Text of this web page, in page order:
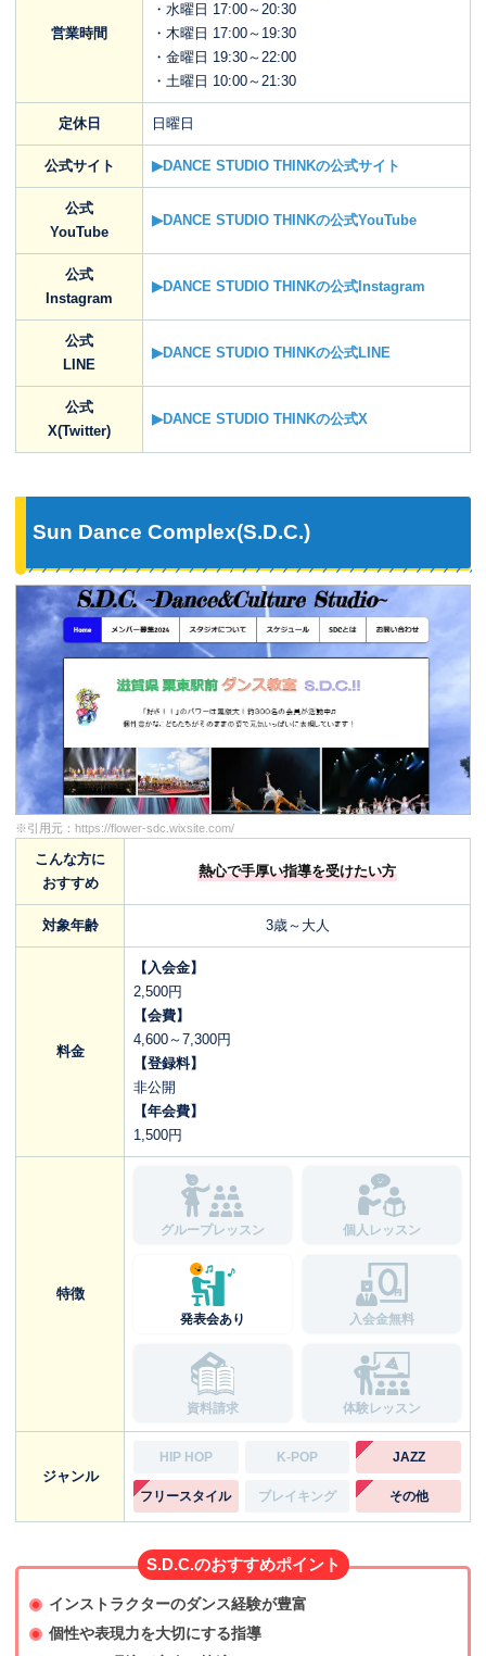
営業時間
・水曜日 17:00～20:30
・木曜日 17:00～19:30
・金曜日 19:30～22:00
・土曜日 10:00～21:30
定休日 日曜日
公式サイト ▶DANCE STUDIO THINKの公式サイト
公式
YouTube
▶DANCE STUDIO THINKの公式YouTube
公式
Instagram
▶DANCE STUDIO THINKの公式Instagram
公式
LINE
▶DANCE STUDIO THINKの公式LINE
公式
X(Twitter)
▶DANCE STUDIO THINKの公式X
Sun Dance Complex(S.D.C.)
※引用元： https://flower-sdc.wixsite.com/
こんな方に
おすすめ
熱心で手厚い指導を受けたい方
対象年齢 3歳～大人
料金
【入会金】
2,500円
【会費】
4,600～7,300円
【登録料】
非公開
【年会費】
1,500円
特徴
グループレッスン 個人レッスン
発表会あり 入会金無料
資料請求 体験レッスン
ジャンル
HIP HOP K-POP JAZZ
フリースタイル ブレイキング その他
S.D.C.のおすすめポイント
インストラクターのダンス経験が豊富
個性や表現力を大切にする指導